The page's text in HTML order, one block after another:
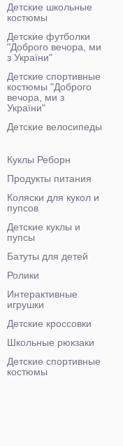
Детские школьные
костюмы
Детские футболки
"Доброго вечора, ми
з України"
Детские спортивные
костюмы "Доброго
вечора, ми з
України"
Детские велосипеды
Куклы Реборн
Продукты питания
Коляски для кукол и
пупсов
Детские куклы и
пупсы
Батуты для детей
Ролики
Интерактивные
игрушки
Детские кроссовки
Школьные рюкзаки
Детские спортивные
костюмы